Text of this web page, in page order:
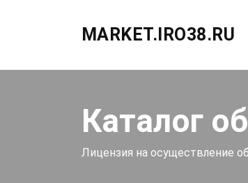
MARKET.IRO38.RU
Каталог
Лицензия на осуществление